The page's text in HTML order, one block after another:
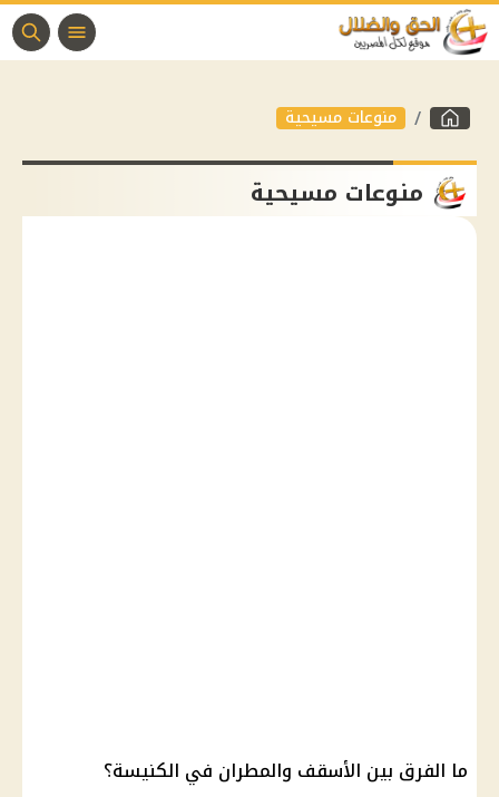
منوعات مسيحية
منوعات مسيحية
ما الفرق بين الأسقف والمطران في الكنيسة؟